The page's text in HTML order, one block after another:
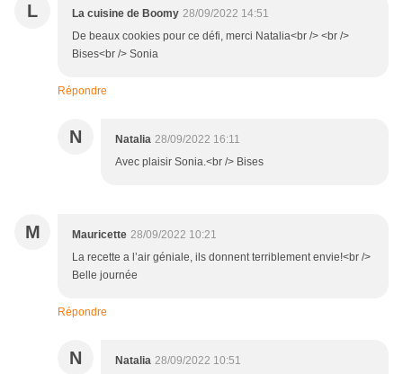
L La cuisine de Boomy 28/09/2022 14:51
De beaux cookies pour ce défi, merci Natalia<br /> <br />
Bises<br /> Sonia
Répondre
N Natalia 28/09/2022 16:11
Avec plaisir Sonia.<br /> Bises
M Mauricette 28/09/2022 10:21
La recette a l’air géniale, ils donnent terriblement envie!<br />
Belle journée
Répondre
N Natalia 28/09/2022 10:51